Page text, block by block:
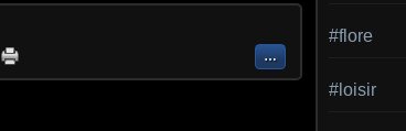
…
#flore
#loisir